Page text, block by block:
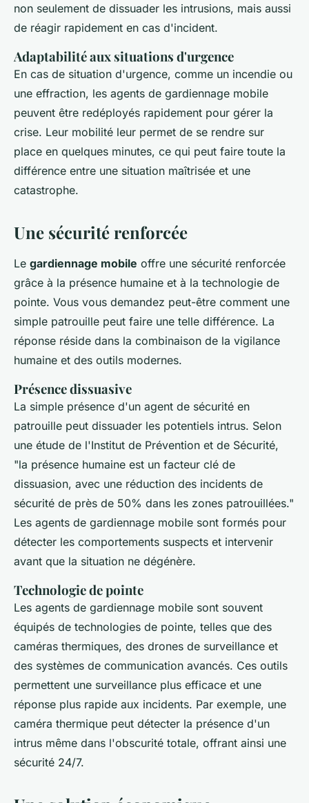
non seulement de dissuader les intrusions, mais aussi
de réagir rapidement en cas d'incident.
Adaptabilité aux situations d'urgence
En cas de situation d'urgence, comme un incendie ou
une effraction, les agents de gardiennage mobile
peuvent être redéployés rapidement pour gérer la
crise. Leur mobilité leur permet de se rendre sur
place en quelques minutes, ce qui peut faire toute la
différence entre une situation maîtrisée et une
catastrophe.
Une sécurité renforcée
Le gardiennage mobile offre une sécurité renforcée
grâce à la présence humaine et à la technologie de
pointe. Vous vous demandez peut-être comment une
simple patrouille peut faire une telle différence. La
réponse réside dans la combinaison de la vigilance
humaine et des outils modernes.
Présence dissuasive
La simple présence d'un agent de sécurité en
patrouille peut dissuader les potentiels intrus. Selon
une étude de l'Institut de Prévention et de Sécurité,
"la présence humaine est un facteur clé de
dissuasion, avec une réduction des incidents de
sécurité de près de 50% dans les zones patrouillées."
Les agents de gardiennage mobile sont formés pour
détecter les comportements suspects et intervenir
avant que la situation ne dégénère.
Technologie de pointe
Les agents de gardiennage mobile sont souvent
équipés de technologies de pointe, telles que des
caméras thermiques, des drones de surveillance et
des systèmes de communication avancés. Ces outils
permettent une surveillance plus efficace et une
réponse plus rapide aux incidents. Par exemple, une
caméra thermique peut détecter la présence d'un
intrus même dans l'obscurité totale, offrant ainsi une
sécurité 24/7.